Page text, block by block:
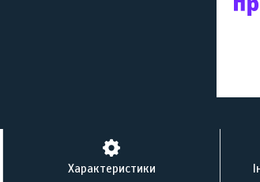
Характеристики